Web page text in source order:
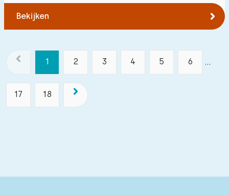
Bekijken
1 2 3 4 5 6 ...
17 18